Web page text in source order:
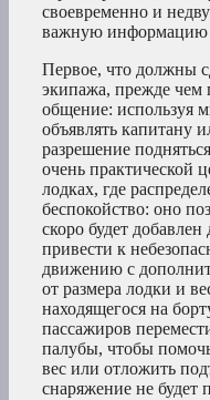
своевременно и
важную информацию
Первое, что должны
экипажа, прежде чем
общение: используя
объявлять капитану
разрешение
очень практической
лодках, где
беспокойство: оно
скоро будет
привести к
движению с
от размера лодки и
находящегося на
пассажиров
палубы, чтобы
вес или отложить
снаряжение не будет